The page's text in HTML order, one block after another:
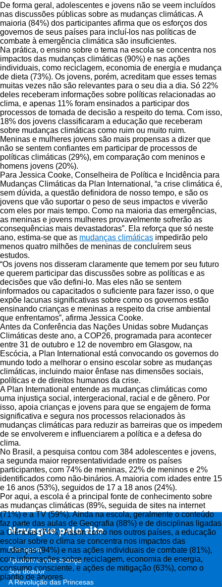
De forma geral, adolescentes e jovens não se veem incluídos
nas discussões públicas sobre as mudanças climáticas. A
maioria (84%) dos participantes afirma que os esforços dos
governos de seus países para incluí-los nas políticas de
combate à emergência climática são insuficientes.
Na prática, o ensino sobre o tema na escola se concentra nos
impactos das mudanças climáticas (90%) e nas ações
individuais, como reciclagem, economia de energia e mudança
de dieta (73%). Os jovens, porém, acreditam que esses temas
muitas vezes não são relevantes para o seu dia a dia. Só 22%
deles receberam informações sobre políticas relacionadas ao
clima, e apenas 11% foram ensinados a participar dos
processos de tomada de decisão a respeito do tema. Com isso,
18% dos jovens classificaram a educação que receberam
sobre mudanças climáticas como ruim ou muito ruim.
Meninas e mulheres jovens são mais propensas a dizer que
não se sentem confiantes em participar de processos de
políticas climáticas (29%), em comparação com meninos e
homens jovens (20%).
Para Jessica Cooke, Conselheira de Política e Incidência para
Mudanças Climáticas da Plan International, “a crise climática é,
sem dúvida, a questão definidora de nosso tempo, e são os
jovens que vão suportar o peso de seus impactos e viverão
com eles por mais tempo. Como na maioria das emergências,
as meninas e jovens mulheres provavelmente sofrerão as
consequências mais devastadoras”. Ela reforça que só neste
ano, estima-se que as mudanças climáticas impedirão pelo
menos quatro milhões de meninas de concluírem seus
estudos.
“Os jovens nos disseram claramente que temem por seu futuro
e querem participar das discussões sobre as políticas e as
decisões que vão defini-lo. Mas eles não se sentem
informados ou capacitados o suficiente para fazer isso, o que
expõe lacunas significativas sobre como os governos estão
ensinando crianças e meninas a respeito da crise ambiental
que enfrentamos”, afirma Jessica Cooke.
Antes da Conferência das Nações Unidas sobre Mudanças
Climáticas deste ano, a COP26, programada para acontecer
entre 31 de outubro e 12 de novembro em Glasgow, na
Escócia, a Plan International está convocando os governos do
mundo todo a melhorar o ensino escolar sobre as mudanças
climáticas, incluindo maior ênfase nas dimensões sociais,
políticas e de direitos humanos da crise.
A Plan International entende as mudanças climáticas como
uma injustiça social, intergeracional, racial e de gênero. Por
isso, apoia crianças e jovens para que se engajem de forma
significativa e segura nos processos relacionados às
mudanças climáticas para reduzir as barreiras que os impedem
de se envolverem e influenciarem a política e a defesa do
clima.
No Brasil, a pesquisa contou com 384 adolescentes e jovens,
a segunda maior representatividade entre os países
participantes, com 74% de meninas, 22% de meninos e 2%
identificados como não-binários. A maioria com idades entre 15
e 16 anos (53%), seguidos de 17 a 18 anos (24%).
Por aqui, a escola é a principal fonte de conhecimento sobre
as mudanças climáticas (89%, seguida de sites na internet
(71%) e a TV (59%). Ainda na escola, geralmente o conteúdo
faz parte das aulas de Geografia (88%) e de disciplinas ligadas
a Ciências (74%). Assim como nos outros países, a educação
escolar sobre o clima se concentra nos impactos das
mudanças (94%) e nas ações individuais de combate (81%),
com informações sobre reciclagem, economia de energia,
consumo consciente, e ações de mitigação (63%), como o
plantio de árvores.
Navegue pelo site
Doe agora
Apadrinhe uma criança
Sou doador
A Revolução das Princesas